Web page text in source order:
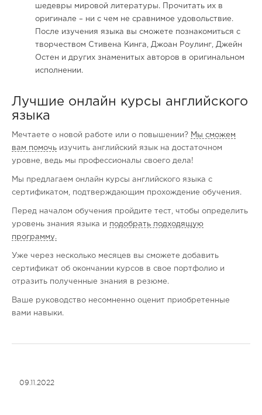
шедевры мировой литературы. Прочитать их в
оригинале – ни с чем не сравнимое удовольствие.
После изучения языка вы сможете познакомиться с
творчеством Стивена Кинга, Джоан Роулинг, Джейн
Остен и других знаменитых авторов в оригинальном
исполнении.
Лучшие онлайн курсы английского
языка
Мечтаете о новой работе или о повышении? Мы сможем
вам помочь изучить английский язык на достаточном
уровне, ведь мы профессионалы своего дела!
Мы предлагаем онлайн курсы английского языка с
сертификатом, подтверждающим прохождение обучения.
Перед началом обучения пройдите тест, чтобы определить
уровень знания языка и подобрать подходящую
программу.
Уже через несколько месяцев вы сможете добавить
сертификат об окончании курсов в свое портфолио и
отразить полученные знания в резюме.
Ваше руководство несомненно оценит приобретенные
вами навыки.
09.11.2022